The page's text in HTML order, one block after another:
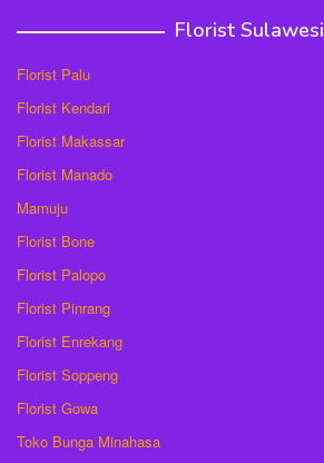
Florist Sulawesi
Florist Palu
Florist Kendari
Florist Makassar
Florist Manado
Mamuju
Florist Bone
Florist Palopo
Florist Pinrang
Florist Enrekang
Florist Soppeng
Florist Gowa
Toko Bunga Minahasa